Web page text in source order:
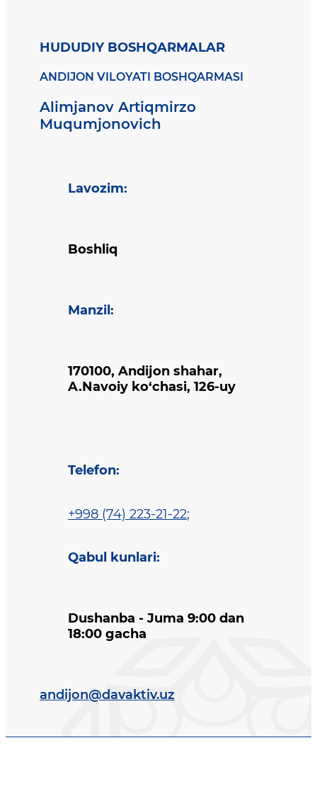
HUDUDIY BOSHQARMALAR
ANDIJON VILOYATI BOSHQARMASI
Alimjanov Artiqmirzo
Muqumjonovich
Lavozim:
Boshliq
Manzil :
170100, Andijon shahar,
A.Navoiy ko‘chasi, 126-uy
Telefon:
+998 (74) 223-21-22;
Qabul kunlari:
Dushanba - Juma 9:00 dan
18:00 gacha
andijon@davaktiv.uz